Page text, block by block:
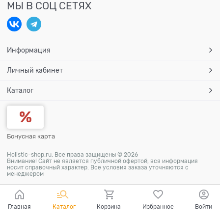
МЫ В СОЦ СЕТЯХ
Информация
Личный кабинет
Каталог
Бонусная карта
Holistic-shop.ru. Все права защищены © 2026
Внимание! Сайт не является публичной офертой, вся информация
носит справочный характер. Все условия заказа уточняются с
менеджером
Главная Каталог Корзина Избранное Войти